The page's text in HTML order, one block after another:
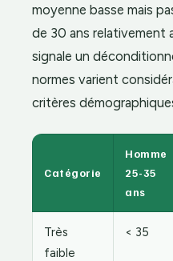
moyenne basse mais
de 30 ans relativement
signale un
normes varient
critères
Catégorie
Homme
25-35
ans
Très
faible
< 35